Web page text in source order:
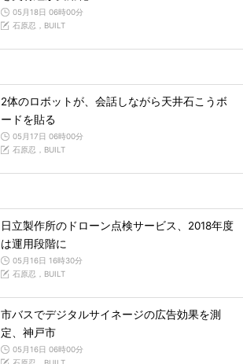
05月18日 06時00分
石原忍，BUILT
2体のロボットが、会話しながら天井石こうボ
ードを貼る
05月17日 06時00分
石原忍，BUILT
日立製作所のドローン点検サービス、2018年度
は運用段階に
05月16日 16時30分
石原忍，BUILT
市バスでデジタルサイネージの広告効果を測
定、神戸市
05月16日 06時00分